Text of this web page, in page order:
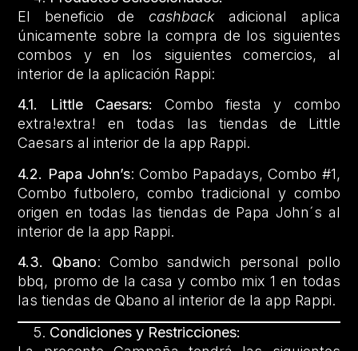
El beneficio de cashbackadicional aplica
únicamente sobre la compra de los siguientes
combos y en los siguientes comercios, al
interior de la aplicación Rappi:
4.1. Little Caesars: Combo fiesta y combo
extra!extra! en todas las tiendas de Little
Caesars al interior de la app Rappi.
4.2. Papa John’s: Combo Papadays, Combo #1,
Combo futbolero, combo tradicional y combo
origen en todas las tiendas de Papa John´s al
interior de la app Rappi.
4.3. Qbano: Combo sandwich personal pollo
bbq, promo de la casa y combo mix 1 en todas
las tiendas de Qbano al interior de la app Rappi.
Condiciones y Restricciones: